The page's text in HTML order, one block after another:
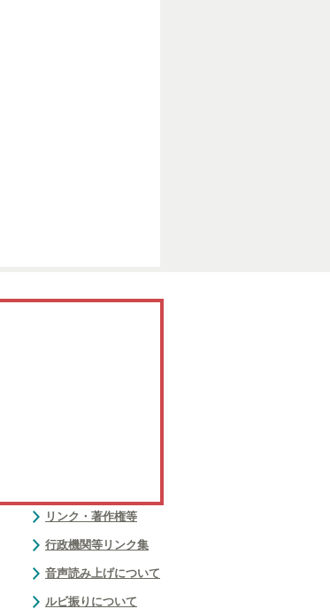
リンク・著作権等
行政機関等リンク集
音声読み上げについて
ルビ振りについて